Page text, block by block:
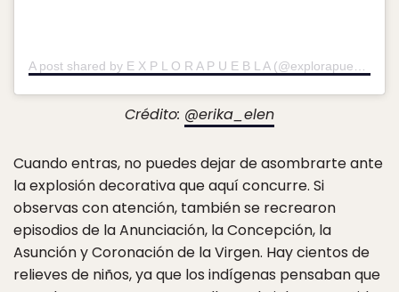
Crédito: @erika_elen
Cuando entras, no puedes dejar de asombrarte ante
la explosión decorativa que aquí concurre. Si
observas con atención, también se recrearon
episodios de la Anunciación, la Concepción, la
Asunción y Coronación de la Virgen. Hay cientos de
relieves de niños, ya que los indígenas pensaban que